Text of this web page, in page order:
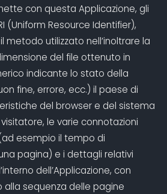
con questa Applicazione, gli
(Uniform Resource Identifier),
metodo utilizzato nell’inoltrare la
del file ottenuto in
indicante lo stato della
fine, errore, ecc.) il paese di
del browser e del sistema
le varie connotazioni
esempio il tempo di
pagina) e i dettagli relativi
dell’Applicazione, con
sequenza delle pagine